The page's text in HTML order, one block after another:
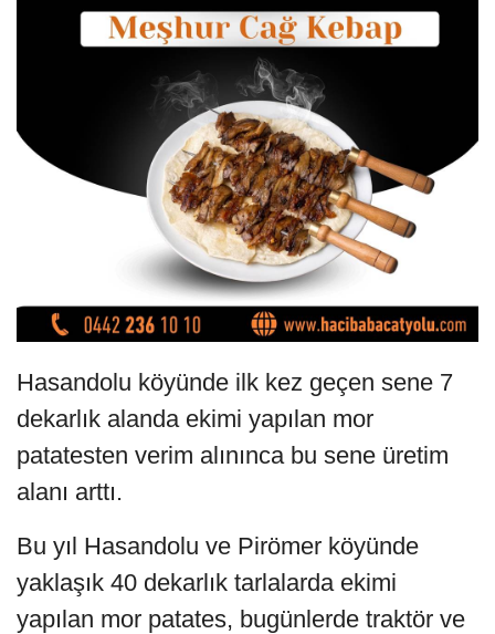
Hasandolu köyünde ilk kez geçen sene 7
dekarlık alanda ekimi yapılan mor
patatesten verim alınınca bu sene üretim
alanı arttı.
Bu yıl Hasandolu ve Pirömer köyünde
yaklaşık 40 dekarlık tarlalarda ekimi
yapılan mor patates, bugünlerde traktör ve